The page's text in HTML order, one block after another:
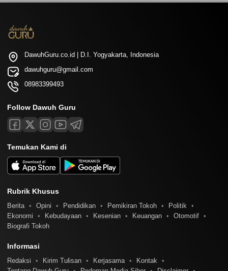
DawuhGuru.co.id | D.I. Yogyakarta, Indonesia
dawuhguru@gmail.com
08983399493
Follow Dawuh Guru
Temukan Kami di
Rubrik Khusus
Berita Opini Pendidikan Pemikiran Tokoh
Politik
Ekonomi
Kebudayaan Kesenian Keuangan
Otomotif
Biografi Tokoh
Informasi
Redaksi Kirim Tulisan Kerjasama
Kontak